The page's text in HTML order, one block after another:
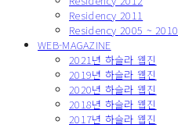
Residency 2011
Residency 2005 ~ 2010
WEB-MAGAZINE
2021년 하슬라 웹진
2019년 하슬라 웹진
2020년 하슬라 웹진
2018년 하슬라 웹진
2017년 하슬라 웹진